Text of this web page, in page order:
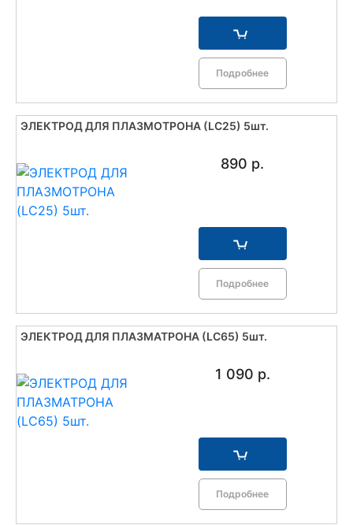
Подробнее
ЭЛЕКТРОД ДЛЯ ПЛАЗМОТРОНА (LC25) 5шт.
890 р.
Подробнее
ЭЛЕКТРОД ДЛЯ ПЛАЗМАТРОНА (LC65) 5шт.
1 090 р.
Подробнее